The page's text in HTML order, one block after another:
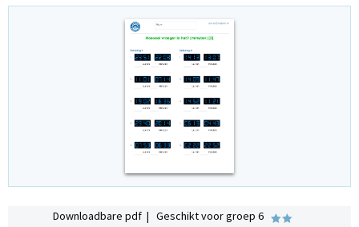
Downloadbare pdf | Geschikt voor groep 6